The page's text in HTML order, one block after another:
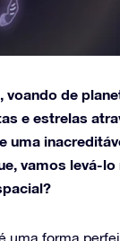
de
e estrelas
uma
vamos levá-
uma forma